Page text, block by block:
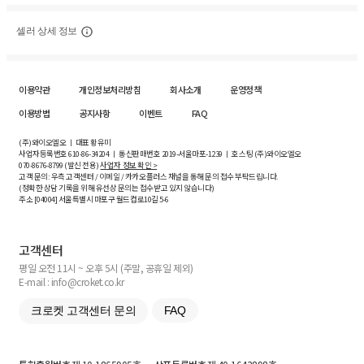
셀러 상세 정보
이용약관 개인정보처리방침 회사소개
운영정책
이용방법
공지사항 이벤트 FAQ
(주)와이오엘오 ㅣ 대표 황유미
사업자등록번호610-86-34204ㅣ 통신판매번호 2019-서울마포-1239 ㅣ 호스팅 (주)와이오엘오
070-8676-8799 (발신 전용)사업자 정보 확인 >
고객 문의: 우측 고객센터 / 이메일 / 카카오플러스 채널을 통해 문의 접수 부탁드립니다.
(정확한 상담 기록을 위해 유선상 문의는 접수받고 있지 않습니다)
주소 [04004] 서울특별시 마포구 월드컵로10길5-6
고객센터
평일 오전 11시 ~ 오후 5시 (주말, 공휴일 제외)
E-mail : info@croket.co.kr
크로켓 고객센터 문의 FAQ